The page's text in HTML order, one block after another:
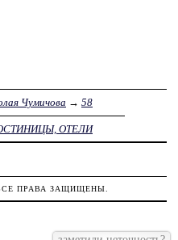
Чумичова → 58
ОТЕЛИ
ПРАВА ЗАЩИЩЕНЫ.